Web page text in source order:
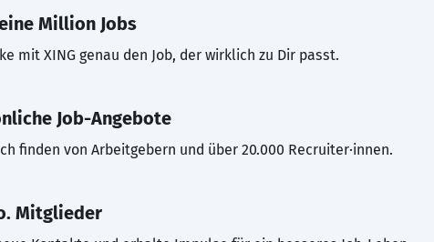
Million Jobs
mit XING genau den Job, der wirklich zu Dir passt.
Job-Angebote
finden von Arbeitgebern und über 20.000 Recruiter·innen.
Mitglieder